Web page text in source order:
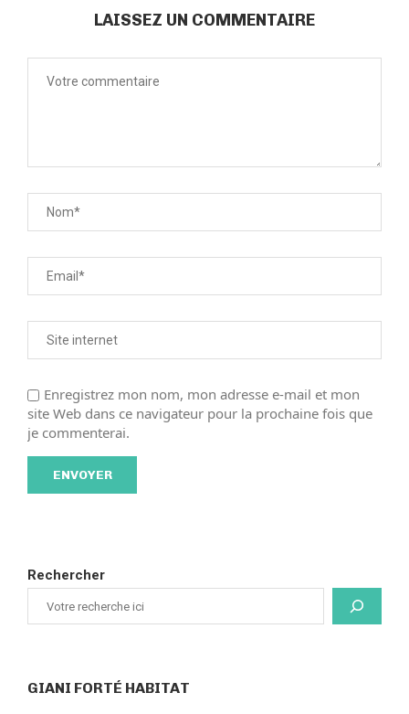
LAISSEZ UN COMMENTAIRE
Enregistrez mon nom, mon adresse e-mail et mon
site Web dans ce navigateur pour la prochaine fois que
je commenterai.
Rechercher
GIANI FORTÉ HABITAT